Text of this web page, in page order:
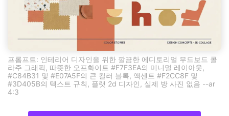
프롬프트: 인테리어 디자인을 위한 깔끔한 에디토리얼 무드보드 콜
라주 그래픽, 따뜻한 오프화이트 #F7F3EA의 미니멀 레이아웃,
#C84B31 및 #E07A5F의 큰 컬러 블록, 액센트 #F2CC8F 및
#3D405B의 텍스트 규칙, 플랫 2d 디자인, 실제 방 사진 없음 --ar
4:3